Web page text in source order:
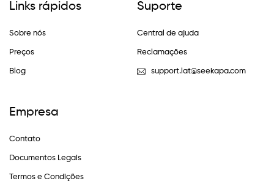
Links rápidos
Sobre nós
Preços
Blog
Suporte
Central de ajuda
Reclamações
support.lat@seekapa.com
Empresa
Contato
Documentos Legais
Termos e Condições